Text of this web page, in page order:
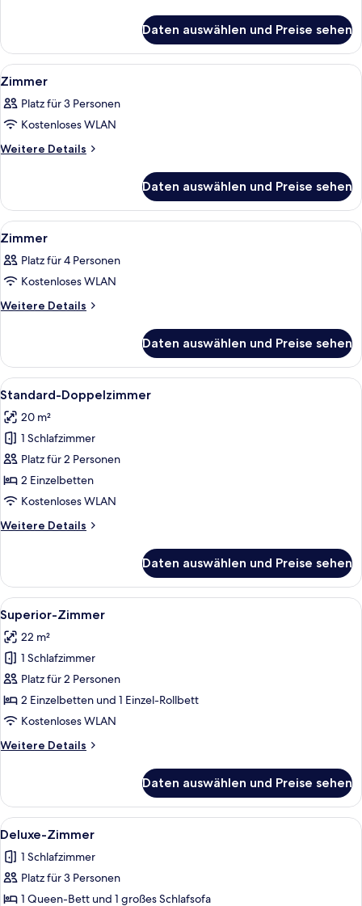
Daten auswählen und Preise sehen
Alle
Fotos
für
Zimmer
anzeigen
Ein modernes Hotelzimmer mit
7
Zimmer
Platz für 3 Personen
Kostenloses WLAN
Weitere Details
Weitere
Daten auswählen und Preise sehen
Alle
Fotos
für
Zimmer
anzeigen
Ein Hotelzimmer mit einem großen
10
Zimmer
Platz für 4 Personen
Kostenloses WLAN
Weitere Details
Weitere
Daten auswählen und Preise sehen
Alle
Fotos
für
Standard-
Doppelzimmer
anzeigen
Ein Hotelzimmer mit einem Bett,
4
Standard-Doppelzimmer
20 m²
1 Schlafzimmer
Platz für 2 Personen
2 Einzelbetten
Kostenloses WLAN
Weitere Details
Weitere
Doppelzimmer
Daten auswählen und Preise sehen
Alle
Fotos
für
Superior-
Zimmer
anzeigen
Ein Hotelzimmer mit einem Bett,
9
Superior-Zimmer
22 m²
1 Schlafzimmer
Platz für 2 Personen
2 Einzelbetten und 1 Einzel-Rollbett
Kostenloses WLAN
Weitere Details
Weitere
Zimmer
Daten auswählen und Preise sehen
Alle
Fotos
für
Deluxe-
Zimmer
Ein Hotelzimmer mit Sofa, Bett,
9
Deluxe-Zimmer
1 Schlafzimmer
Platz für 3 Personen
1 Queen-Bett und 1 großes Schlafsofa